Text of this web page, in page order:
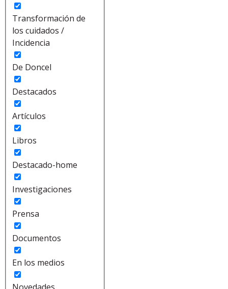
Transformación de
los cuidados /
Incidencia
De Doncel
Destacados
Artículos
Libros
Destacado-home
Investigaciones
Prensa
Documentos
En los medios